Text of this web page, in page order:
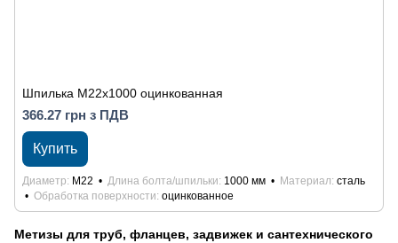
Шпилька M22х1000 оцинкованная
366.27 грн з ПДВ
Купить
Диаметр М22 Длина болта/шпильки 1000 мм Материал сталь
Обработка поверхности оцинкованное
Метизы для труб, фланцев, задвижек и сантехнического